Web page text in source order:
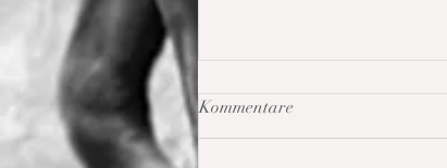
Kommentare